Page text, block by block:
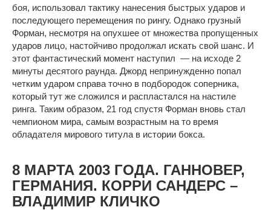
боя, использовал тактику нанесения быстрых ударов и
последующего перемещения по рингу. Однако грузный
Форман, несмотря на опухшее от множества пропущенных
ударов лицо, настойчиво продолжал искать свой шанс. И
этот фантастический момент наступил — на исходе 2
минуты десятого раунда. Джорд непринужденно попал
четким ударом справа точно в подбородок соперника,
который тут же сложился и распластался на настиле
ринга. Таким образом, 21 год спустя Форман вновь стал
чемпионом мира, самым возрастным на то время
обладателя мирового титула в истории бокса.
8 МАРТА 2003 ГОДА. ГАННОВЕР,
ГЕРМАНИЯ. КОРРИ САНДЕРС –
ВЛАДИМИР КЛИЧКО